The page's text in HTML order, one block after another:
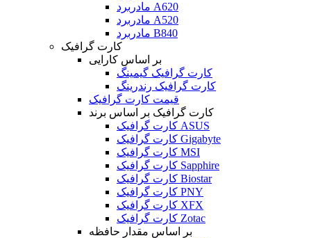
مادربرد A620
مادربرد A520
مادربرد B840
کارت گرافیک
بر اساس کارایی
کارت گرافیک گیمینگ
کارت گرافیک رندرینگ
قیمت کارت گرافیک
کارت گرافیک بر اساس برند
کارت گرافیک ASUS
کارت گرافیک Gigabyte
کارت گرافیک MSI
کارت گرافیک Sapphire
کارت گرافیک Biostar
کارت گرافیک PNY
کارت گرافیک XFX
کارت گرافیک Zotac
بر اساس مقدار حافظه